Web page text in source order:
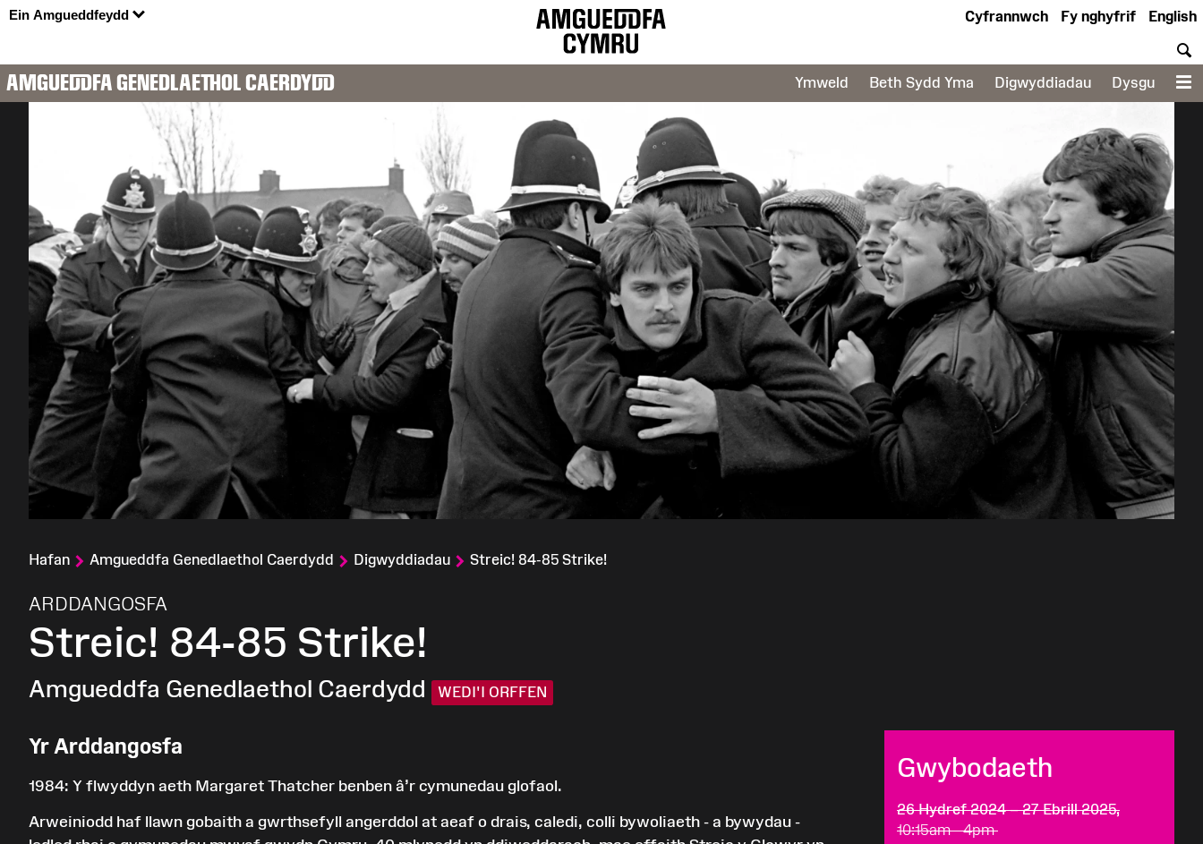
Ein Amgueddfeydd English
Fy nghyfrif
Cyfrannwch
AMGUEDDFA GENEDLAETHOL CAERDYDD Ymweld Beth Sydd Yma Digwyddiadau Dysgu
Hafan Amgueddfa Genedlaethol Caerdydd Digwyddiadau Streic! 84-85 Strike!
ARDDANGOSFA
Streic! 84-85 Strike!
Amgueddfa Genedlaethol Caerdydd WEDI'I ORFFEN
Gwybodaeth
26 Hydref 2024 – 27 Ebrill 2025,
10:15am - 4pm
Yr Arddangosfa
1984: Y flwyddyn aeth Margaret Thatcher benben â’r cymunedau glofaol.
Arweiniodd haf llawn gobaith a gwrthsefyll angerddol at aeaf o drais, caledi, colli bywoliaeth - a bywydau -